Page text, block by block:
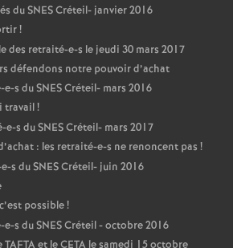
duSNESCréteil- janvier 2016
!
des retraité-e-s le jeudi 30 mars 2017
défendons notre pouvoir d’achat
e-s duSNESCréteil- mars 2016
travail!
e-s duSNESCréteil- mars 2017
: les retraité-e-s ne renoncent pas !
s duSNESCréteil- juin 2016
possible!
e-s duSNESCréteil - octobre 2016